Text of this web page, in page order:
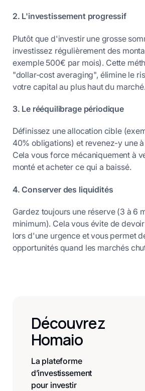
2. L'investissement progressif
Plutôt que d'investir une grosse
investissez régulièrement des
exemple 500€ par mois). Cette
"dollar-cost averaging", élimine le
votre capital au plus haut du marché.
3. Le rééquilibrage périodique
Définissez une allocation cible
40% obligations) et revenez-y une
Cela vous force mécaniquement à
monté et acheter ce qui a baissé.
4. Conserver des liquidités
Gardez toujours une réserve (3 à 6
minimum). Cela vous évite de
lors d'une urgence et vous permet
opportunités quand les marchés
Découvrez
Homaio
La plateforme
d’investissement
pour investir